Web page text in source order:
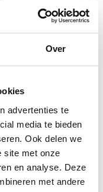
Over
advertenties te
media te bieden
Ook delen we
site met onze
en analyse. Deze
met andere
€ 1.621,95
PLUS 12-string